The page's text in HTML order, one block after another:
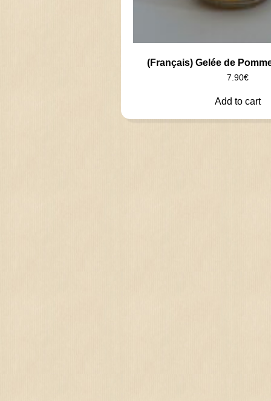
(Français) Gelée de
7.90€
Add to cart